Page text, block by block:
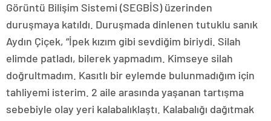
Görüntü Bilişim Sistemi (SEGBİS) üzerinden
duruşmaya katıldı. Duruşmada dinlenen tutuklu sanık
Aydın Çiçek, “İpek kızım gibi sevdiğim biriydi. Silah
elimde patladı, bilerek yapmadım. Kimseye silah
doğrultmadım. Kasıtlı bir eylemde bulunmadığım için
tahliyemi isterim. 2 aile arasında yaşanan tartışma
sebebiyle olay yeri kalabalıklaştı. Kalabalığı dağıtmak